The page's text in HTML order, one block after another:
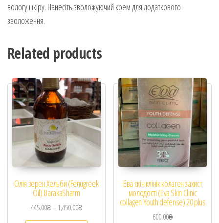
вологу шкіру. Нанесіть зволожуючий крем для додаткового
зволоження.
Related products
Олія зерен Хельби (Fenugreek
Oil) BarakaSharm
445.00₴– 1,450.00₴
Ева скін клінік колаген захист
молодості (Eva Skin Clinic
collagen Youth defense) 20 plus
600.00₴